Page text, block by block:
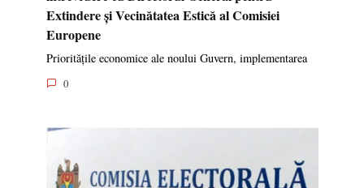
Extindere și Vecinătatea Estică al Comisiei
Europene
Prioritățile economice ale noului Guvern, implementarea
0